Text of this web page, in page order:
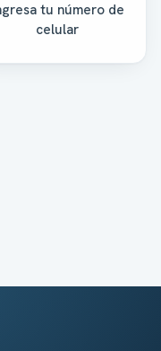
tu número de
celular